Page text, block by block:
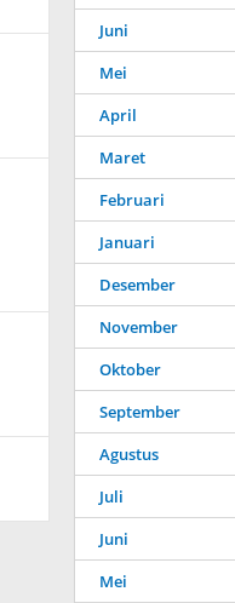
Juni
Mei
April
Maret
Februari
Januari
Desember
November
Oktober
September
Agustus
Juli
Juni
Mei